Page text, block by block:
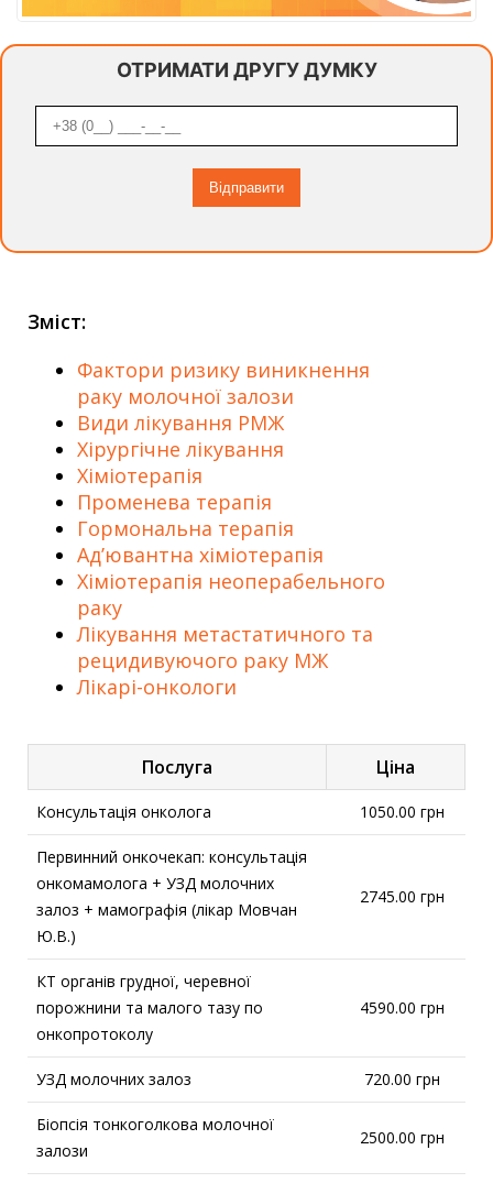
ОТРИМАТИ ДРУГУ ДУМКУ
Зміст:
Фактори ризику виникнення
раку молочної залози
Види лікування РМЖ
Хірургічне лікування
Хіміотерапія
Променева терапія
Гормональна терапія
Ад’ювантна хіміотерапія
Хіміотерапія неоперабельного
раку
Лікування метастатичного та
рецидивуючого раку МЖ
Лікарі-онкологи
Послуга Ціна
Консультація онколога 1050.00 грн
Первинний онкочекап: консультація
онкомамолога + УЗД молочних
залоз + мамографія (лікар Мовчан
Ю.В.)
2745.00 грн
КТ органів грудної, черевної
порожнини та малого тазу по
онкопротоколу
4590.00 грн
УЗД молочних залоз 720.00 грн
Біопсія тонкоголкова молочної
залози
2500.00 грн